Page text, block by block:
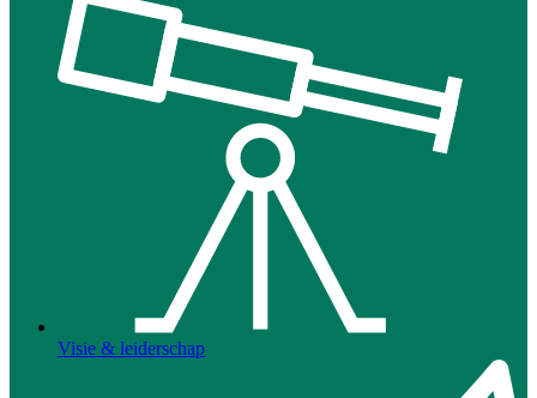
Visie & leiderschap